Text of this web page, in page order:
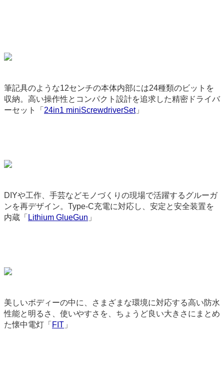
筆記具のような12センチの本体内部には24種類のビットを
収納。高い操作性とコンパクト設計を追求した精密ドライバ
ーセット「 24in1 miniScrewdriverSet」
DIYや工作、手芸などモノづくりの現場で活躍するグルーガ
ンを再デザイン。Type-C充電に対応し、安定と安全装置を
内蔵「 Lithium GlueGun 」
美しいボディーの中に、さまざまな環境に対応する高い防水
性能と明るさ、使いやすさを、ちょうど良い大きさにまとめ
た懐中電灯「 FIT 」